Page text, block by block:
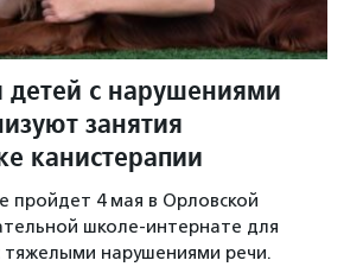
детей с нарушениями
занятия
канистерапии
пройдет 4 мая в Орловской
школе-интернате для
тяжелыми нарушениями речи.